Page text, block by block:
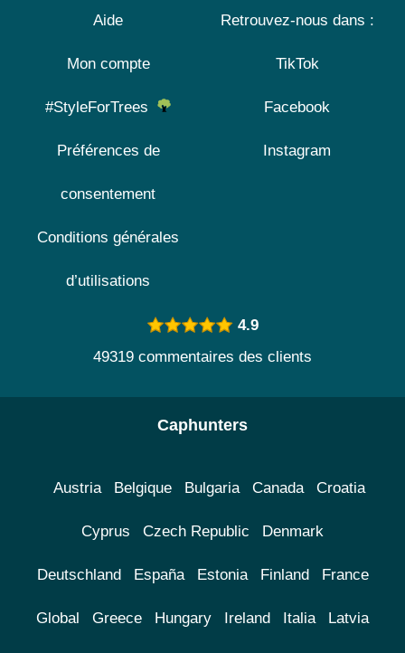
Aide
Mon compte
#StyleForTrees
Préférences de
consentement
Conditions générales
d’utilisations
Retrouvez-nous dans :
TikTok
Facebook
Instagram
4.9
49319 commentaires des clients
Caphunters
Austria Belgique Bulgaria Canada Croatia
Cyprus Czech Republic Denmark
Deutschland España Estonia Finland France
Global Greece Hungary Ireland Italia Latvia